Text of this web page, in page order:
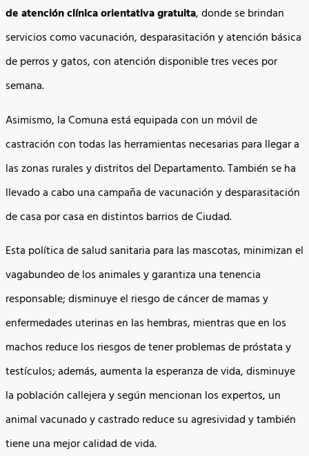
de atención clínica orientativa gratuita, donde se brindan
servicios como vacunación, desparasitación y atención básica
de perros y gatos, con atención disponible tres veces por
semana.
Asimismo, la Comuna está equipada con un móvil de
castración con todas las herramientas necesarias para llegar a
las zonas rurales y distritos del Departamento. También se ha
llevado a cabo una campaña de vacunación y desparasitación
de casa por casa en distintos barrios de Ciudad.
Esta política de salud sanitaria para las mascotas, minimizan el
vagabundeo de los animales y garantiza una tenencia
responsable; disminuye el riesgo de cáncer de mamas y
enfermedades uterinas en las hembras, mientras que en los
machos reduce los riesgos de tener problemas de próstata y
testículos; además, aumenta la esperanza de vida, disminuye
la población callejera y según mencionan los expertos, un
animal vacunado y castrado reduce su agresividad y también
tiene una mejor calidad de vida.